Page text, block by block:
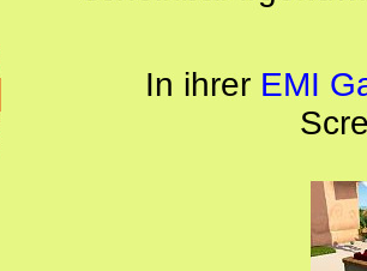
In ihrer EMI